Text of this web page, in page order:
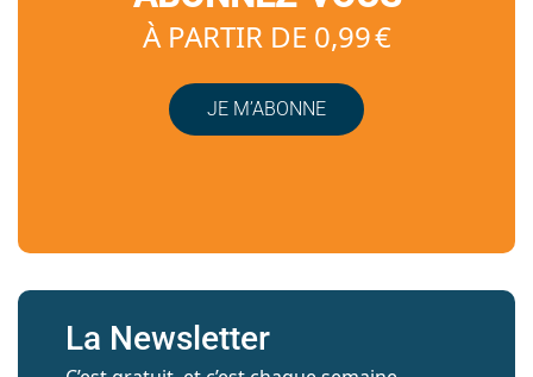
À PARTIR DE 0,99 €
JE M’ABONNE
La Newsletter